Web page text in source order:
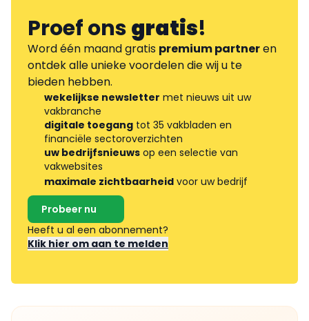
Proef onsgratis!
Word één maand gratis premium partneren
ontdek alle unieke voordelen die wij u te
bieden hebben.
wekelijkse newsletter met nieuws uit uw
vakbranche
digitale toegang tot 35 vakbladen en
financiële sectoroverzichten
uw bedrijfsnieuws op een selectie van
vakwebsites
maximale zichtbaarheid voor uw bedrijf
Probeer nu
Heeft u al een abonnement?
Klik hier om aan te melden